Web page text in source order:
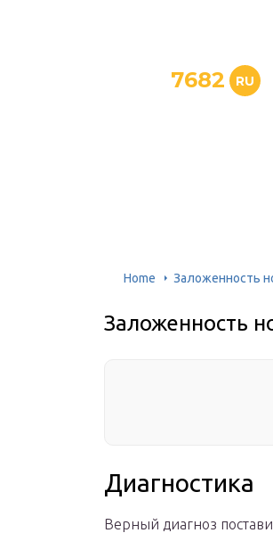
7682 RU
Home Заложенность
Заложенность
Диагностика
Верный диагноз